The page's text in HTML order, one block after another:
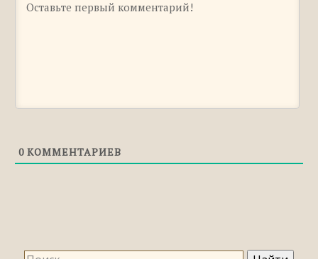
или «викепедия»
Правильное праовписание: «пицца» или
«шыло»
0 КОММЕНТАРИЕВ